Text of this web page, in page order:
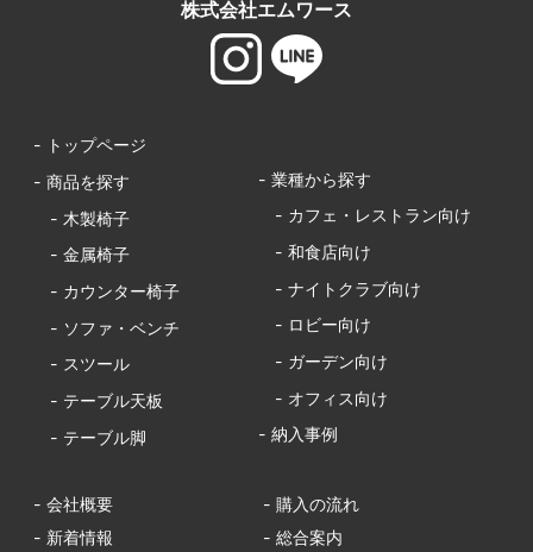
株式会社エムワース
- トップページ
- 商品を探す
- 木製椅子
- 金属椅子
- カウンター椅子
- ソファ・ベンチ
- スツール
- テーブル天板
- テーブル脚
- 業種から探す
- カフェ・レストラン向け
- 和食店向け
- ナイトクラブ向け
- ロビー向け
- ガーデン向け
- オフィス向け
- 納入事例
- 会社概要
- 購入の流れ
- 新着情報
- 総合案内